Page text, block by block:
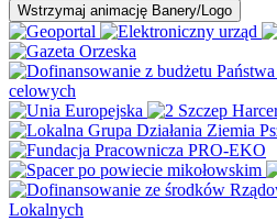
Wstrzymaj animację Banery/Logo